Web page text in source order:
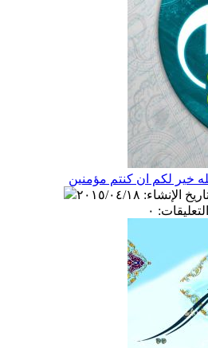
الإنشاء: ٢٠١٥/٠٤/١٨
التعليقات: ٠